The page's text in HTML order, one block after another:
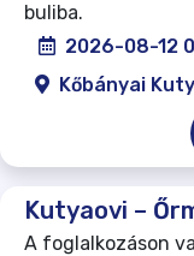
buliba.
2026-08-12
Kőbányai
Kutyaovi –
A foglalkozáson